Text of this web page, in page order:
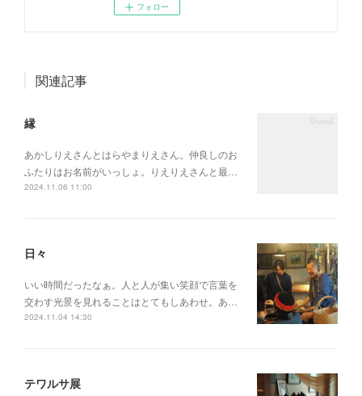
フォロー
関連記事
縁
あかしりえさんとはらやまりえさん。仲良しのお
ふたりはお名前がいっしょ。りえりえさんと最…
2024.11.06 11:00
日々
いい時間だったなぁ。人と人が集い笑顔で言葉を
交わす光景を見れることはとてもしあわせ。あ…
2024.11.04 14:30
テワルサ展